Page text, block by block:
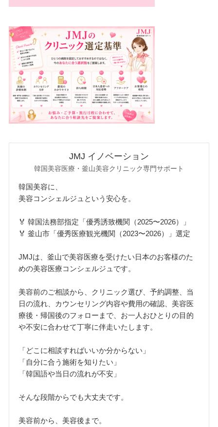
JMJ イノベーション
韓国美容医療・釜山美容クリニック専門サポート
韓国美容に、
美容コンシェルジュという安心を。
🏅 韓国法務部指定「優秀誘致機関（2025〜2026）」
🏅 釜山市「優秀医療観光機関（2023〜2026）」選定
JMJは、釜山で美容医療を受けたい日本のお客様のた
めの美容医療コンシェルジュです。
美容前のご相談から、クリニック選び、予約調整、当
日の流れ、カウンセリング内容や費用の確認、美容医
療後・帰国後のフォローまで、お一人おひとりの目的
や不安に合わせて丁寧に伴走いたします。
「どこに相談すればいいか分からない」
「自分に合う施術を知りたい」
「韓国語や当日の流れが不安」
そんな段階からでも大丈夫です。
美容前から、美容後まで。